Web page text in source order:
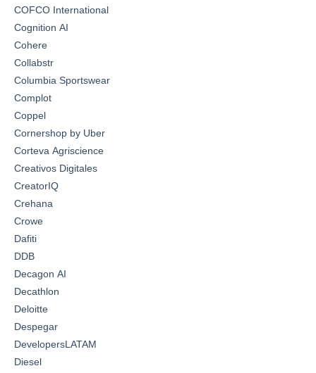
COFCO International
Cognition AI
Cohere
Collabstr
Columbia Sportswear
Complot
Coppel
Cornershop by Uber
Corteva Agriscience
Creativos Digitales
CreatorIQ
Crehana
Crowe
Dafiti
DDB
Decagon AI
Decathlon
Deloitte
Despegar
DevelopersLATAM
Diesel